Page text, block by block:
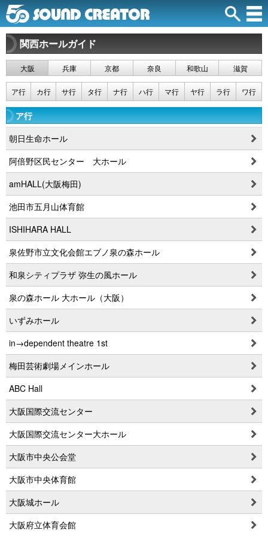
関西ホールガイド
大阪 兵庫 京都 奈良 和歌山 滋賀
ア行 カ行 サ行 タ行 ナ行 ハ行 マ行 ヤ行 ラ行 ワ行
ア行
朝日生命ホール
阿倍野区民センター 大ホール
amHALL(大阪梅田)
池田市五月山体育館
ISHIHARA HALL
泉佐野市立文化会館エブノ泉の森ホール
和泉シティプラザ 弥生の風ホール
泉の森ホール 大ホール（大阪）
いずみホール
in→dependent theatre 1st
梅田芸術劇場メインホール
ABC Hall
大阪国際交流センター
大阪国際交流センター大ホール
大阪市中央公会堂
大阪市中央体育館
大阪城ホール
大阪府立体育会館